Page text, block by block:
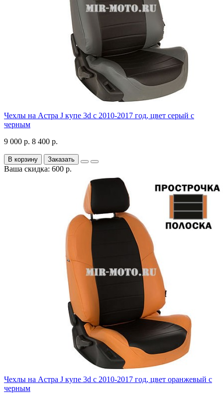
Чехлы на Астра J купе 3d с 2010-2017 год, цвет серый с
черным
9 000 р. 8 400 р.
В корзину Заказать
Ваша скидка: 600 р.
Чехлы на Астра J купе 3d с 2010-2017 год, цвет оранжевый с
черным